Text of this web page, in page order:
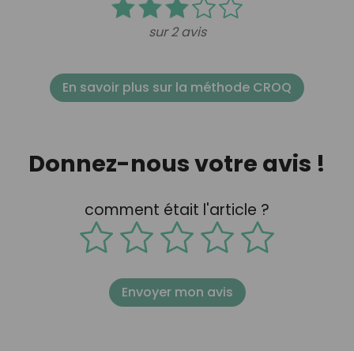
sur 2 avis
En savoir plus sur la méthode CROQ
Donnez-nous votre avis !
comment était l'article ?
Envoyer mon avis